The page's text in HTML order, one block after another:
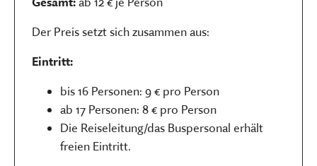
Der Preis setzt sich zusammen aus:
Eintritt:
bis 16 Personen: 9 € pro Person
ab 17 Personen: 8 € pro Person
Die Reiseleitung/das Buspersonal erhält
freien Eintritt.